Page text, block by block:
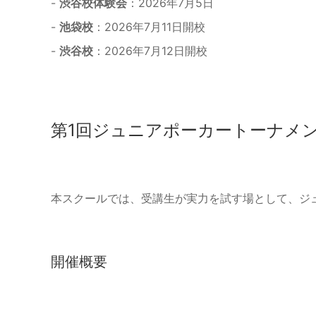
- 渋谷校体験会 ：2026年7月5日
- 池袋校 ：2026年7月11日開校
- 渋谷校 ：2026年7月12日開校
第1回ジュニアポーカートーナメ
本スクールでは、受講生が実力を試す場として、ジ
開催概要